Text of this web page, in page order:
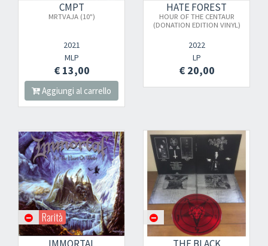
CMPT
MRTVAJA (10")
2021
MLP
€ 13,00
Aggiungi al carrello
HATE FOREST
HOUR OF THE CENTAUR
(DONATION EDITION VINYL)
2022
LP
€ 20,00
Rarità